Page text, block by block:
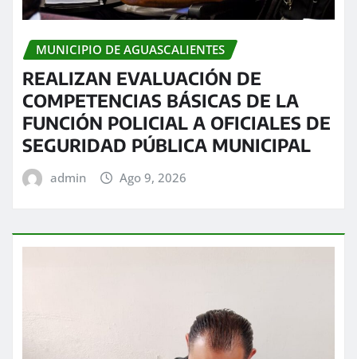
MUNICIPIO DE AGUASCALIENTES
REALIZAN EVALUACIÓN DE
COMPETENCIAS BÁSICAS DE LA
FUNCIÓN POLICIAL A OFICIALES DE
SEGURIDAD PÚBLICA MUNICIPAL
admin Ago 9, 2026